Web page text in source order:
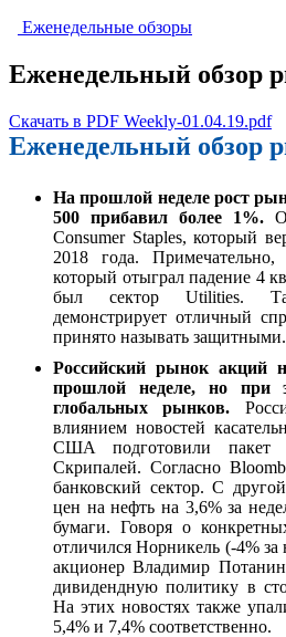
Еженедельные обзоры
Еженедельный обзор
Скачать в PDF Weekly-01.04.19.pdf
Еженедельный обзор
На прошлой неделе рост
500 прибавил более 1%.
Consumer Staples, который
2018 года.
который отыграл падение 4
был сектор Utilities.
демонстрирует отличный
принято называть защитными.
Российский рынок акций
прошлой неделе, но при
глобальных рынков.
влиянием новостей
США подготовили
Скрипалей. Согласно
банковский сектор. С
цен на нефть на 3,6% за
бумаги. Говоря о
отличился Норникель (-4%
акционер Владимир Потанин
дивидендную политику в
На этих новостях также
5,4% и 7,4% соответственно.